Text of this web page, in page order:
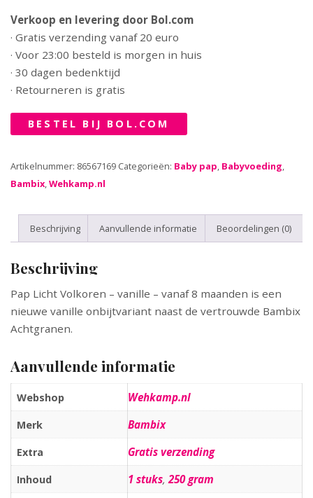
Verkoop en levering door Bol.com
· Gratis verzending vanaf 20 euro
· Voor 23:00 besteld is morgen in huis
· 30 dagen bedenktijd
· Retourneren is gratis
BESTEL BIJ BOL.COM
Artikelnummer: 86567169 Categorieën: Baby pap, Babyvoeding,
Bambix,Wehkamp.nl
Beschrijving Aanvullende informatie Beoordelingen (0)
Beschrijving
Pap Licht Volkoren – vanille – vanaf 8 maanden is een
nieuwe vanille onbijtvariant naast de vertrouwde Bambix
Achtgranen.
Aanvullende informatie
Webshop Wehkamp.nl
Merk Bambix
Extra Gratis verzending
Inhoud 1 stuks, 250 gram